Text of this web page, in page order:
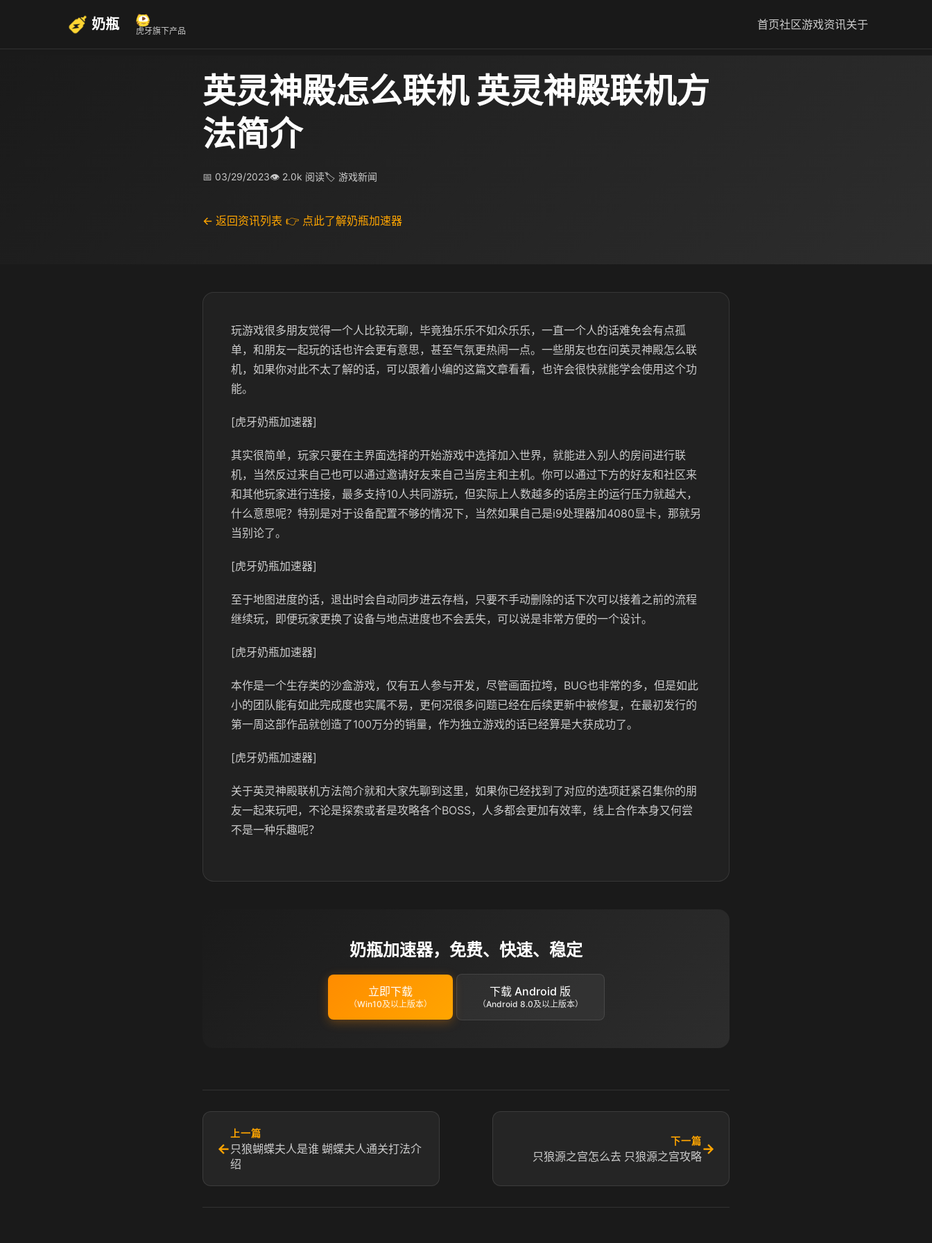
奶瓶 虎牙旗下产品 首页社区游戏资讯关于
英灵神殿怎么联机 英灵神殿联机方
法简介
📅 03/29/2023👁 2.0k 阅读🏷 游戏新闻
← 返回资讯列表 👉 点此了解奶瓶加速器
玩游戏很多朋友觉得一个人比较无聊，毕竟独乐乐不如众乐乐，一直一个人的话难免会有点孤
单，和朋友一起玩的话也许会更有意思，甚至气氛更热闹一点。一些朋友也在问英灵神殿怎么联
机，如果你对此不太了解的话，可以跟着小编的这篇文章看看，也许会很快就能学会使用这个功
能。
[虎牙奶瓶加速器]
其实很简单，玩家只要在主界面选择的开始游戏中选择加入世界，就能进入别人的房间进行联
机，当然反过来自己也可以通过邀请好友来自己当房主和主机。你可以通过下方的好友和社区来
和其他玩家进行连接，最多支持10人共同游玩，但实际上人数越多的话房主的运行压力就越大，
什么意思呢？特别是对于设备配置不够的情况下，当然如果自己是i9处理器加4080显卡，那就另
当别论了。
[虎牙奶瓶加速器]
至于地图进度的话，退出时会自动同步进云存档，只要不手动删除的话下次可以接着之前的流程
继续玩，即便玩家更换了设备与地点进度也不会丢失，可以说是非常方便的一个设计。
[虎牙奶瓶加速器]
本作是一个生存类的沙盒游戏，仅有五人参与开发，尽管画面拉垮，BUG也非常的多，但是如此
小的团队能有如此完成度也实属不易，更何况很多问题已经在后续更新中被修复，在最初发行的
第一周这部作品就创造了100万分的销量，作为独立游戏的话已经算是大获成功了。
[虎牙奶瓶加速器]
关于英灵神殿联机方法简介就和大家先聊到这里，如果你已经找到了对应的选项赶紧召集你的朋
友一起来玩吧，不论是探索或者是攻略各个BOSS，人多都会更加有效率，线上合作本身又何尝
不是一种乐趣呢？
奶瓶加速器，免费、快速、稳定
立即下载
（Win10及以上版本）
下载 Android 版
（Android 8.0及以上版本）
←
上一篇
只狼蝴蝶夫人是谁 蝴蝶夫人通关打法介
绍
下一篇
只狼源之宫怎么去 只狼源之宫攻略→